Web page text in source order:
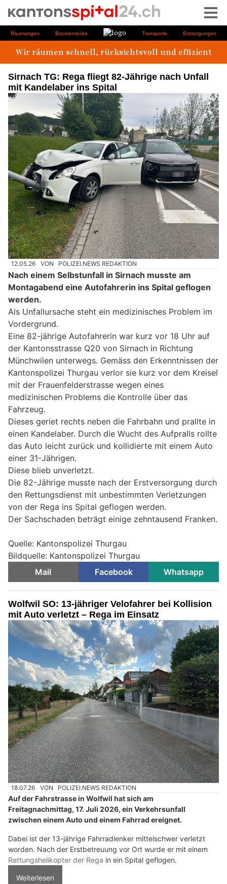
Sirnach TG: Rega fliegt 82-Jährige nach Unfall
mit Kandelaber ins Spital
12.05.26 VON POLIZEI.NEWS REDAKTION
Nach einem Selbstunfall in Sirnach musste am
Montagabend eine Autofahrerin ins Spital geflogen
werden.
Als Unfallursache steht ein medizinisches Problem im
Vordergrund.
Eine 82-jährige Autofahrerin war kurz vor 18 Uhr auf
der Kantonsstrasse Q20 von Sirnach in Richtung
Münchwilen unterwegs. Gemäss den Erkenntnissen der
Kantonspolizei Thurgau verlor sie kurz vor dem Kreisel
mit der Frauenfelderstrasse wegen eines
medizinischen Problems die Kontrolle über das
Fahrzeug.
Dieses geriet rechts neben die Fahrbahn und prallte in
einen Kandelaber. Durch die Wucht des Aufpralls rollte
das Auto leicht zurück und kollidierte mit einem Auto
einer 31-Jährigen.
Diese blieb unverletzt.
Die 82-Jährige musste nach der Erstversorgung durch
den Rettungsdienst mit unbestimmten Verletzungen
von der Rega ins Spital geflogen werden.
Der Sachschaden beträgt einige zehntausend Franken.
Quelle: Kantonspolizei Thurgau
Bildquelle: Kantonspolizei Thurgau
Mail
Facebook Whatsapp
Wolfwil SO: 13-jähriger Velofahrer bei Kollision
mit Auto verletzt – Rega im Einsatz
18.07.26 VON POLIZEI.NEWS REDAKTION
Auf der Fahrstrasse in Wolfwil hat sich am
Freitagnachmittag, 17. Juli 2026, ein Verkehrsunfall
zwischen einem Auto und einem Fahrrad ereignet.
Dabei ist der 13-jährige Fahrradlenker mittelschwer verletzt
worden. Nach der Erstbetreuung vor Ort wurde er mit einem
Rettungshelikopter der Rega in ein Spital geflogen.
Weiterlesen